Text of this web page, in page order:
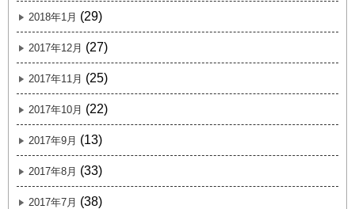
2018年1月 (29)
2017年12月 (27)
2017年11月 (25)
2017年10月 (22)
2017年9月 (13)
2017年8月 (33)
2017年7月 (38)